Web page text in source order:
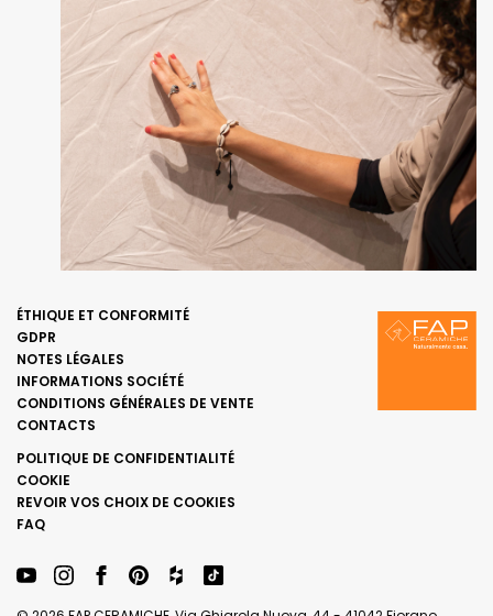
ÉTHIQUE ET CONFORMITÉ
GDPR
NOTES LÉGALES
INFORMATIONS SOCIÉTÉ
CONDITIONS GÉNÉRALES DE VENTE
CONTACTS
POLITIQUE DE CONFIDENTIALITÉ
COOKIE
REVOIR VOS CHOIX DE COOKIES
FAQ